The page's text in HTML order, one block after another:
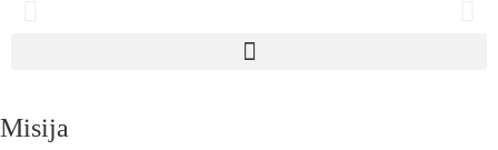
Slovenski baletni portal
Misija